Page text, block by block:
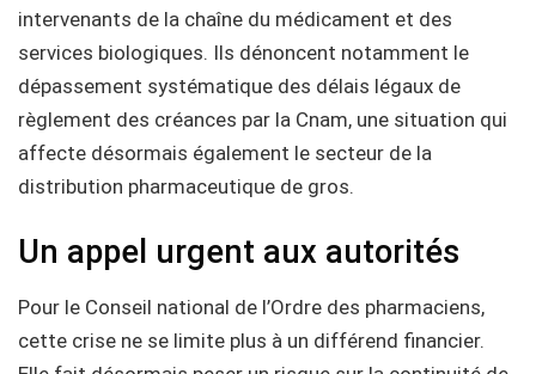
intervenants de la chaîne du médicament et des
services biologiques. Ils dénoncent notamment le
dépassement systématique des délais légaux de
règlement des créances par la Cnam, une situation qui
affecte désormais également le secteur de la
distribution pharmaceutique de gros.
Un appel urgent aux autorités
Pour le Conseil national de l’Ordre des pharmaciens,
cette crise ne se limite plus à un différend financier.